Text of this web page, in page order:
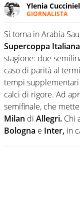
Ylenia
GIORNALISTA
giocato ma non
dove spesso
non riesce a
Si torna in Arabia
Supercoppa
stagione: due
caso di parità al
tempi
calci di rigore. Ad
semifinale, che
Milan di Allegri. Chi
Bologna e Inter, in